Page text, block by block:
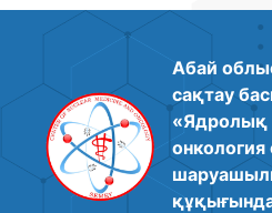
Абай
сақтау
«Ядролық